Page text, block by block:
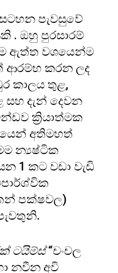
පැවසුවේ
. ඔහු පුරසාරම්
ඇත්ත වශයෙන්ම
ආරම්භ කරන ලද
කාලය තුළ,
දැන් දෙවන
ක්‍රියාත්මක
අතිමහත්
න්‍යෂ්ටික
1 කට වඩා වැඩි
පක්ෂවල)
ටයිම්ස්“චංචල
නවීන අවි